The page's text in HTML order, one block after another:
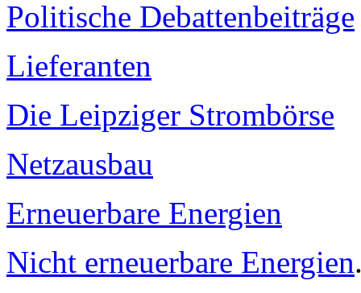
Politische Debattenbeiträge
Lieferanten
Die Leipziger Strombörse
Netzausbau
Erneuerbare Energien
Nicht erneuerbare Energien